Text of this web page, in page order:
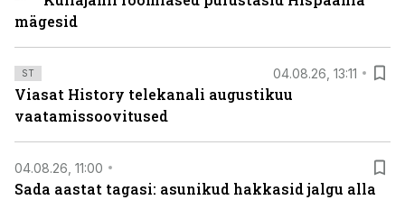
mägesid
ST 04.08.26, 13:11
Viasat History telekanali augustikuu
vaatamissoovitused
04.08.26, 11:00
Sada aastat tagasi: asunikud hakkasid jalgu alla